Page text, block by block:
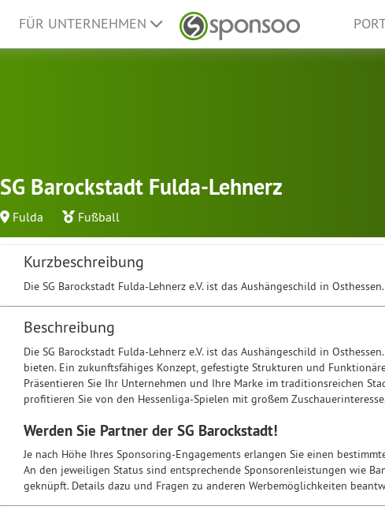
FÜR UNTERNEHMEN
SG Barockstadt Fulda-Lehnerz
Fulda Fußball
Kurzbeschreibung
Die SG Barockstadt Fulda-Lehnerz e.V. ist das Aushängeschild in
Beschreibung
Die SG Barockstadt Fulda-Lehnerz e.V. ist das Aushängeschild in
bieten. Ein zukunftsfähiges Konzept, gefestigte Strukturen und
Präsentieren Sie Ihr Unternehmen und Ihre Marke im traditionsreichen
profitieren Sie von den Hessenliga-Spielen mit großem
Werden Sie Partner der SG Barockstadt!
Je nach Höhe Ihres Sponsoring-Engagements erlangen Sie einen
An den jeweiligen Status sind entsprechende Sponsorenleistungen wie
geknüpft. Details dazu und Fragen zu anderen Werbemöglichkeiten